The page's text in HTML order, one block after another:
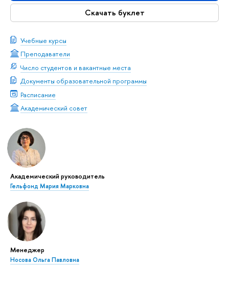
Скачать буклет
Учебные курсы
Преподаватели
Число студентов и вакантные места
Документы образовательной программы
Расписание
Академический совет
Академический руководитель
Гельфонд Мария Марковна
Менеджер
Носова Ольга Павловна